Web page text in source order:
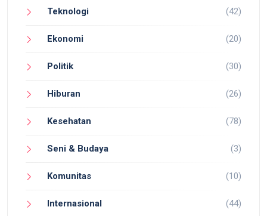
Teknologi (42)
Ekonomi (20)
Politik (30)
Hiburan (26)
Kesehatan (78)
Seni & Budaya (3)
Komunitas (10)
Internasional (44)